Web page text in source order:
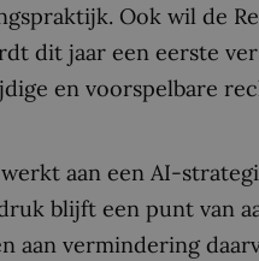
Ook wil de
dit jaar een eerste
en voorspelbare
aan een AI-
blijft een punt van
aan vermindering